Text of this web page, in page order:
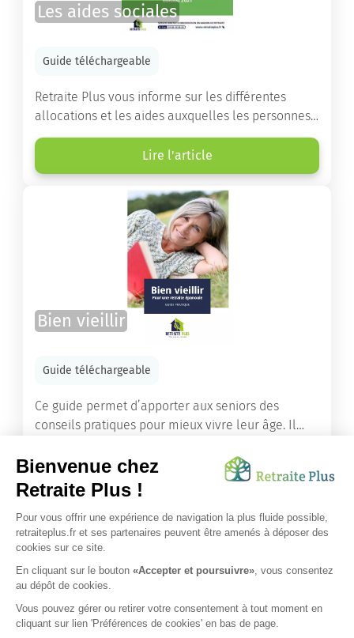
Les aides sociales
Guide téléchargeable
Retraite Plus vous informe sur les différentes
allocations et les aides auxquelles les personnes
âgées ont droit pour financer un séjour en maison
de retraite ou un maintien à domicile.
Lire l'article
Bien vieillir
Guide téléchargeable
Ce guide permet d’apporter aux seniors des
conseils pratiques pour mieux vivre leur âge. Il
améliorer sa santé grâce à l’alimentation...
Lire l'article
Vous avez besoin d’une aide de nos équipes ?
Obtenir les tarifs & disponibilités